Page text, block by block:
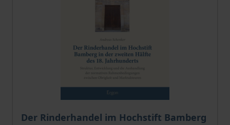
Der Rinderhandel im Hochstift Bamberg
The price depends on the options chosen on the